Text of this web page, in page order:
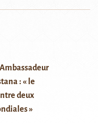
: « le
deux
»